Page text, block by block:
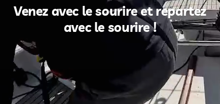
Venez avec le sourire et repartez
avec le sourire !